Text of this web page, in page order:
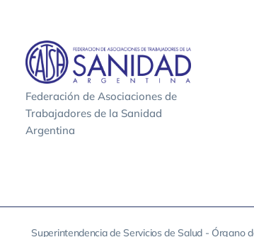
Federación de Asociaciones de
Trabajadores de la Sanidad
Argentina
Superintendencia de Servicios de Salud - Órgano